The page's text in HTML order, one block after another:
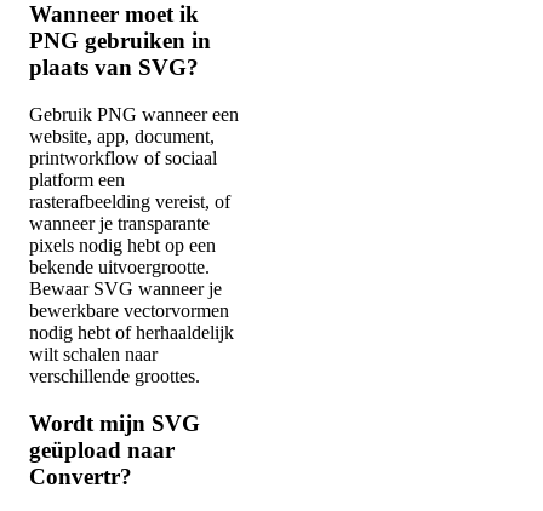
Wanneer moet ik
PNG gebruiken in
plaats van SVG?
Gebruik PNG wanneer een
website, app, document,
printworkflow of sociaal
platform een
rasterafbeelding vereist, of
wanneer je transparante
pixels nodig hebt op een
bekende uitvoergrootte.
Bewaar SVG wanneer je
bewerkbare vectorvormen
nodig hebt of herhaaldelijk
wilt schalen naar
verschillende groottes.
Wordt mijn SVG
geüpload naar
Convertr?